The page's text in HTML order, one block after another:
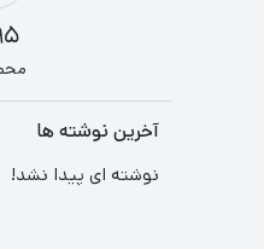
آخرین نوشته ها
نوشته ای پیدا نشد!